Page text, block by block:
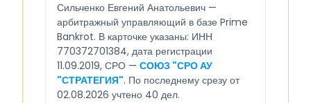
Сильченко Евгений Анатольевич —
арбитражный управляющий в базе Prime
Bankrot. В карточке указаны: ИНН
770372701384, дата регистрации
11.09.2019, СРО — СОЮЗ "СРО АУ
"СТРАТЕГИЯ". По последнему срезу от
02.08.2026 учтено 40 дел.